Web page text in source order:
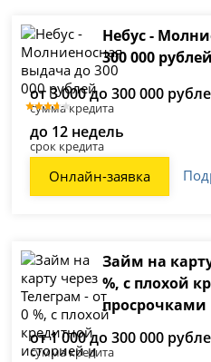
Небус -
300 000 рублей
от 3 000 до 300 000
сумма кредита
до 12 недель
срок кредита
Онлайн-заявка
Займ на
%, с плохой
просрочками
от 1 000 до 300 000
сумма кредита